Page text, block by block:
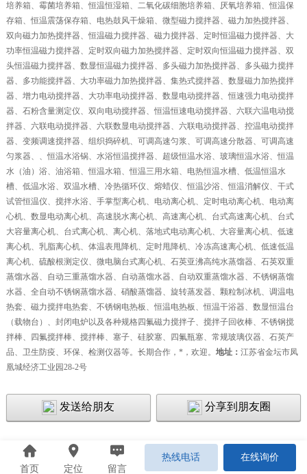
培养箱、霉菌培养箱、恒温恒湿箱、二氧化碳细胞培养箱、厌氧培养箱、恒温保
存箱、恒温震荡保存箱、电热鼓风干燥箱、微型磁力搅拌器、磁力加热搅拌器、
双向磁力加热搅拌器、恒温磁力搅拌器、磁力搅拌器、定时恒温磁力搅拌器、大
功率恒温磁力搅拌器、定时双向磁力加热搅拌器、定时双向恒温磁力搅拌器、双
头恒温磁力搅拌器、数显恒温磁力搅拌器、多头磁力加热搅拌器、多头磁力搅拌
器、多功能搅拌器、大功率磁力加热搅拌器、集热式搅拌器、数显磁力加热搅拌
器、增力电动搅拌器、大功率电动搅拌器、数显电动搅拌器、恒速强力电动搅拌
器、石粉含量测定仪、双向电动搅拌器、恒温恒速电动搅拌器、六联六温电动搅
拌器、六联电动搅拌器、六联数显电动搅拌器、六联电动搅拌器、控温电动搅拌
器、变频调速搅拌器、组织捣碎机、可调高速匀浆、可调高速分散器、可调高速
匀浆器、、恒温水浴锅、水浴恒温搅拌器、超级恒温水浴、玻璃恒温水浴、恒温
水（油）浴、油浴箱、恒温水箱、恒温三用水箱、电热恒温水槽、低温恒温水
槽、低温水浴、双温水槽、冷热循环仪、熔蜡仪、恒温沙浴、恒温消解仪、干式
试管恒温仪、搅拌水浴、手掌型离心机、电动离心机、定时电动离心机、电动离
心机、数显电动离心机、高速脱水离心机、高速离心机、台式高速离心机、台式
大容量离心机、台式离心机、离心机、落地式电动离心机、大容量离心机、低速
离心机、乳脂离心机、体温表甩降机、定时甩降机、冷冻高速离心机、低速低温
离心机、硫酸根测定仪、微电脑台式离心机、石英亚沸高纯水蒸馏器、石英双重
蒸馏水器、自动三重蒸馏水器、自动蒸馏水器、自动双重蒸馏水器、不锈钢蒸馏
水器、全自动不锈钢蒸馏水器、硝酸蒸馏器、旋转蒸发器、颗粒制冰机、调温电
热套、磁力搅拌电热套、不锈钢电热板、恒温电热板、恒温干浴器、数显恒温台
（载物台）、封闭电炉以及各种规格四氟磁力搅拌子、搅拌子回收棒、不锈钢搅
拌棒、四氟搅拌棒、搅拌棒、塞子、硅胶塞、四氟瓶塞、常规玻璃仪器、石英产
品、卫生防疫、环保、检测仪器等。长期合作，*，欢迎。 地址： 江苏省金坛市凤
凰城经济工业园28-2号
发送给朋友 分享到朋友圈
首页 定位 留言
热线电话 在线询价